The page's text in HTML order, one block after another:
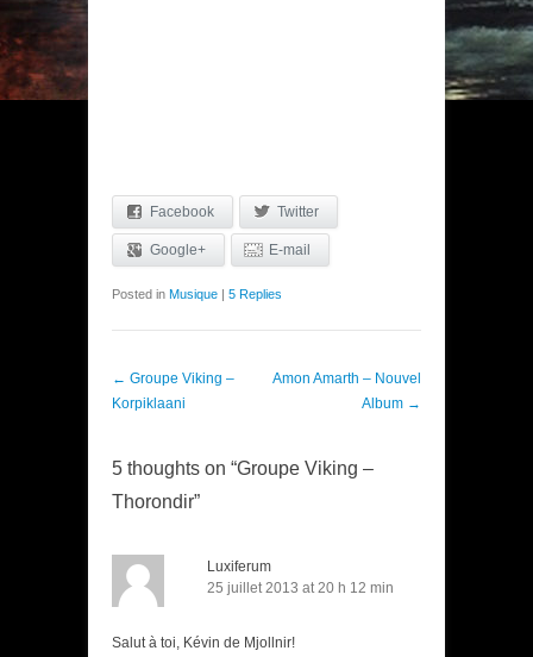
Facebook Twitter
Google+ E-mail
Posted in Musique 5 Replies
Post navigation
← Groupe Viking –
Korpiklaani
Amon Amarth – Nouvel
Album →
5 thoughts on “Groupe Viking –
Thorondir”
Luxiferum
25 juillet 2013 at 20 h 12 min
Salut à toi, Kévin de Mjollnir!